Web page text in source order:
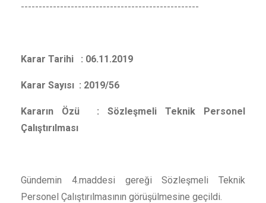
--------------------------------------------------
Karar Tarihi : 06.11.2019
Karar Sayısı : 2019/56
Kararın Özü : Sözleşmeli Teknik Personel
Çalıştırılması
Gündemin 4.maddesi gereği Sözleşmeli Teknik
Personel Çalıştırılmasının görüşülmesine geçildi.